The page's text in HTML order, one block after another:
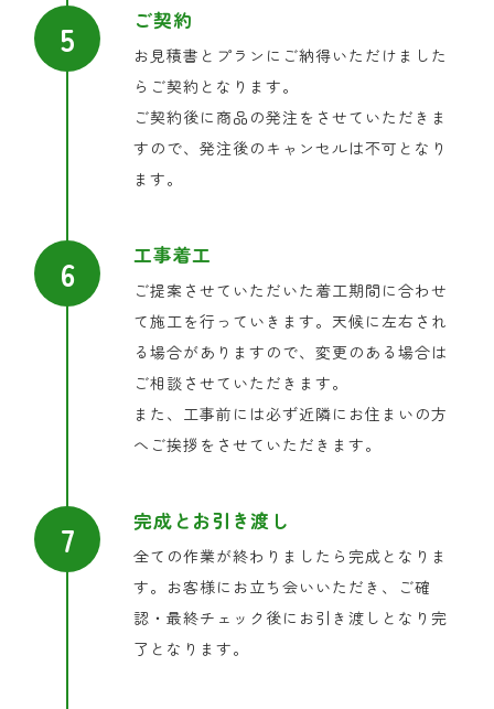
ご契約
お見積書とプランにご納得いただけました
らご契約となります。
ご契約後に商品の発注をさせていただきま
すので、発注後のキャンセルは不可となり
ます。
工事着工
ご提案させていただいた着工期間に合わせ
て施工を行っていきます。天候に左右され
る場合がありますので、変更のある場合は
ご相談させていただきます。
また、工事前には必ず近隣にお住まいの方
へご挨拶をさせていただきます。
完成とお引き渡し
全ての作業が終わりましたら完成となりま
す。お客様にお立ち会いいただき、ご確
認・最終チェック後にお引き渡しとなり完
了となります。